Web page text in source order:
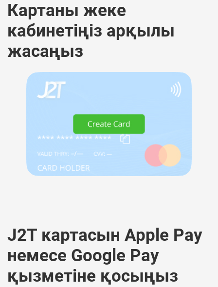
Картаны жеке
кабинетіңіз арқылы
жасаңыз
J2T картасын Apple Pay
немесе Google Pay
қызметіне қосыңыз